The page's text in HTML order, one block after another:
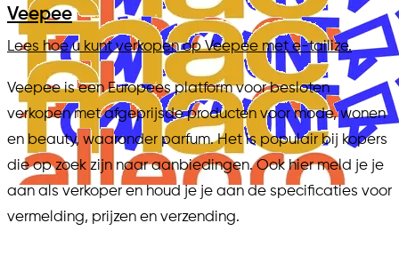
Veepee
Lees hoe u kunt verkopen op Veepee met e-tailize.
Veepee is een Europees platform voor besloten
verkopen met afgeprijsde producten voor mode, wonen
en beauty, waaronder parfum. Het is populair bij kopers
die op zoek zijn naar aanbiedingen. Ook hier meld je je
aan als verkoper en houd je je aan de specificaties voor
vermelding, prijzen en verzending.